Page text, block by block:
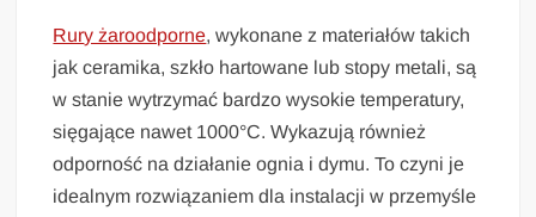
Rury żaroodporne, wykonane z materiałów takich
jak ceramika, szkło hartowane lub stopy metali, są
w stanie wytrzymać bardzo wysokie temperatury,
sięgające nawet 1000°C. Wykazują również
odporność na działanie ognia i dymu. To czyni je
idealnym rozwiązaniem dla instalacji w przemyśle